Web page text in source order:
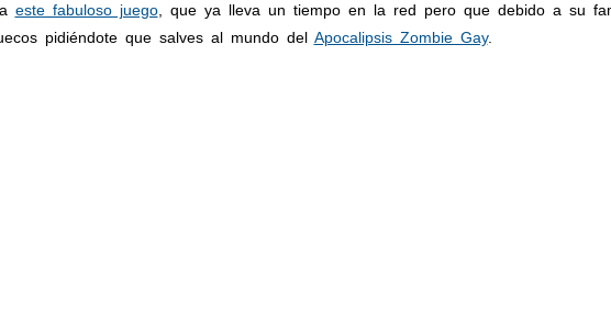
este fabuloso juego, que ya lleva un tiempo en la red pero que debido a su
pidiéndote que salves al mundo del Apocalipsis Zombie Gay.